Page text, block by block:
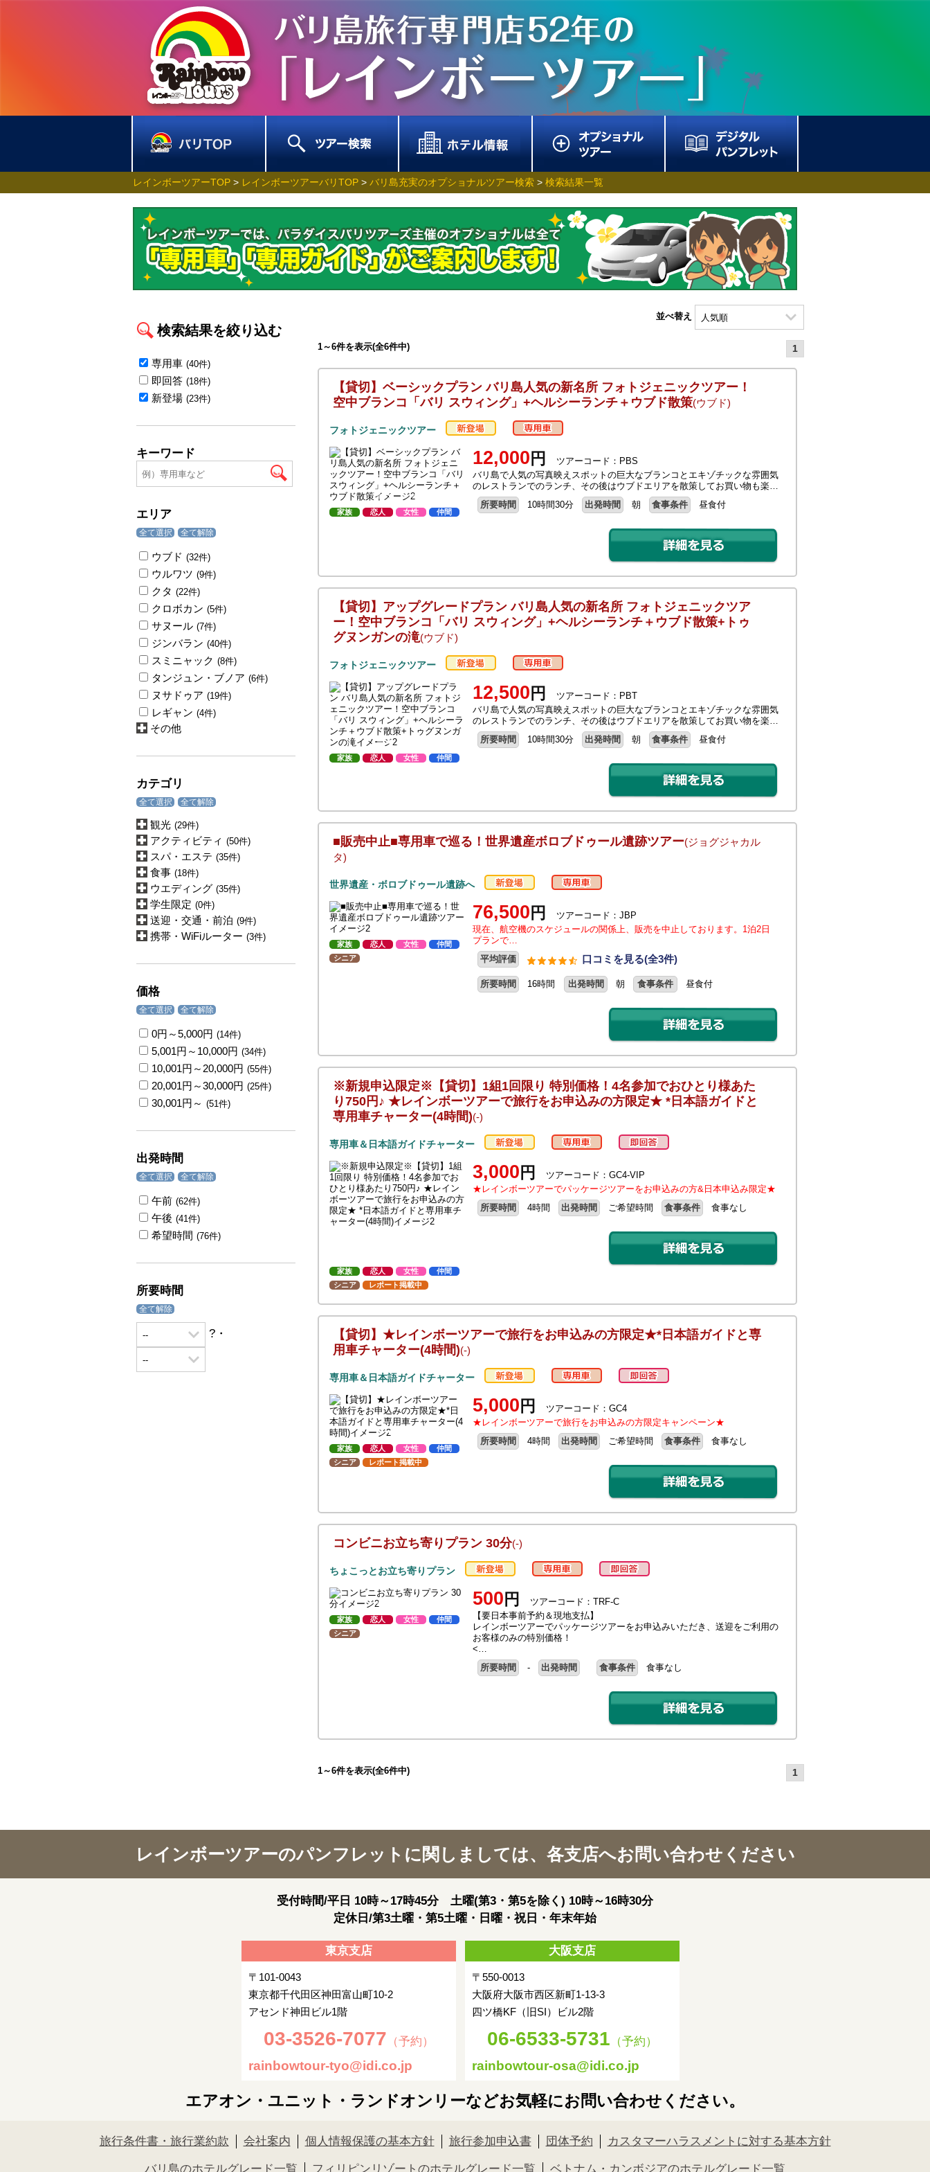
レインボーツアーTOP > レインボーツアーバリTOP > バリ島充実のオプショナルツアー検索 > 検索結果一覧
検索結果を絞り込む
専用車 (40件)
即回答 (18件)
新登場 (23件)
キーワード
エリア
全て選択 全て解除
ウブド (32件)
ウルワツ (9件)
クタ (22件)
クロボカン (5件)
サヌール (7件)
ジンバラン (40件)
スミニャック (8件)
タンジュン・ブノア (6件)
ヌサドゥア (19件)
レギャン (4件)
その他
カテゴリ
全て選択 全て解除
観光 (29件)
アクティビティ (50件)
スパ・エステ (35件)
食事 (18件)
ウエディング (35件)
学生限定 (0件)
送迎・交通・前泊 (9件)
携帯・WiFiルーター (3件)
価格
全て選択 全て解除
0円～5,000円 (14件)
5,001円～10,000円 (34件)
10,001円～20,000円 (55件)
20,001円～30,000円 (25件)
30,001円～ (51件)
出発時間
全て選択 全て解除
午前 (62件)
午後 (41件)
希望時間 (76件)
所要時間
全て解除
?・
並べ替え
1～6件を表示(全6件中) 1
【貸切】ベーシックプラン バリ島人気の新名所 フォトジェニックツアー！
空中ブランコ「バリ スウィング」+ヘルシーランチ＋ウブド散策(ウブド)
フォトジェニックツアー
家族 恋人 女性 仲間
12,000 円
ツアーコード：PBS
バリ島で人気の写真映えスポットの巨大なブランコとエキゾチックな雰囲気
のレストランでのランチ、その後はウブドエリアを散策してお買い物も楽…
所要時間
10時間30分 出発時間 朝 食事条件 昼食付
【貸切】アップグレードプラン バリ島人気の新名所 フォトジェニックツア
ー！空中ブランコ「バリ スウィング」+ヘルシーランチ＋ウブド散策+トゥ
グヌンガンの滝(ウブド)
フォトジェニックツアー
家族 恋人 女性 仲間
12,500 円
ツアーコード：PBT
バリ島で人気の写真映えスポットの巨大なブランコとエキゾチックな雰囲気
のレストランでのランチ、その後はウブドエリアを散策してお買い物を楽…
所要時間
10時間30分 出発時間 朝 食事条件 昼食付
■販売中止■専用車で巡る！世界遺産ボロブドゥール遺跡ツアー(ジョグジャカル
タ)
世界遺産・ボロブドゥール遺跡へ
家族 恋人 女性
仲間
シニア
76,500 円
ツアーコード：JBP
現在、航空機のスケジュールの関係上、販売を中止しております。1泊2日
プランで…
平均評価
口コミを見る(全3件)
所要時間 16時間 出発時間 朝 食事条件 昼食付
※新規申込限定※【貸切】1組1回限り 特別価格！4名参加でおひとり様あた
り750円♪ ★レインボーツアーで旅行をお申込みの方限定★ *日本語ガイドと
専用車チャーター(4時間)(-)
専用車＆日本語ガイドチャーター
家族 恋人 女性
仲間
シニア
レポート掲載中
3,000 円
ツアーコード：GC4-VIP
★レインボーツアーでパッケージツアーをお申込みの方&日本申込み限定★
所要時間
4時間 出発時間 ご希望時間 食事条件 食事なし
【貸切】★レインボーツアーで旅行をお申込みの方限定★*日本語ガイドと専
用車チャーター(4時間)(-)
専用車＆日本語ガイドチャーター
家族 恋人 女性
仲間
シニア
レポート掲載中
5,000 円
ツアーコード：GC4
★レインボーツアーで旅行をお申込みの方限定キャンペーン★
所要時間
4時間 出発時間 ご希望時間 食事条件 食事なし
コンビニお立ち寄りプラン 30分(-)
ちょこっとお立ち寄りプラン
家族 恋人 女性
仲間
シニア
500 円
ツアーコード：TRF-C
【要日本事前予約＆現地支払】
レインボーツアーでパッケージツアーをお申込みいただき、送迎をご利用の
お客様のみの特別価格！
<…
所要時間
- 出発時間 食事条件 食事なし
1～6件を表示(全6件中) 1
レインボーツアーのパンフレットに関しましては、各支店へお問い合わせください
受付時間/平日 10時～17時45分 土曜(第3・第5を除く) 10時～16時30分
定休日/第3土曜・第5土曜・日曜・祝日・年末年始
東京支店
〒101-0043
東京都千代田区神田富山町10-2
アセンド神田ビル1階
03-3526-7077 （予約）
rainbowtour-tyo@idi.co.jp
大阪支店
〒550-0013
大阪府大阪市西区新町1-13-3
四ツ橋KF（旧SI）ビル2階
06-6533-5731 （予約）
rainbowtour-osa@idi.co.jp
エアオン・ユニット・ランドオンリーなどお気軽にお問い合わせください。
旅行条件書・旅行業約款 会社案内 個人情報保護の基本方針 旅行参加申込書 団体予約 カスタマーハラスメントに対する基本方針
バリ島のホテルグレード一覧 フィリピンリゾートのホテルグレード一覧 ベトナム・カンボジアのホテルグレード一覧